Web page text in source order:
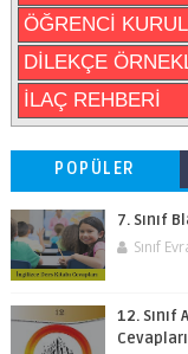
ÖĞRENCİ
DİLEKÇE
İLAÇ REHBERİ
POPÜLER
7. Sınıf
Sınıf
12. Sınıf